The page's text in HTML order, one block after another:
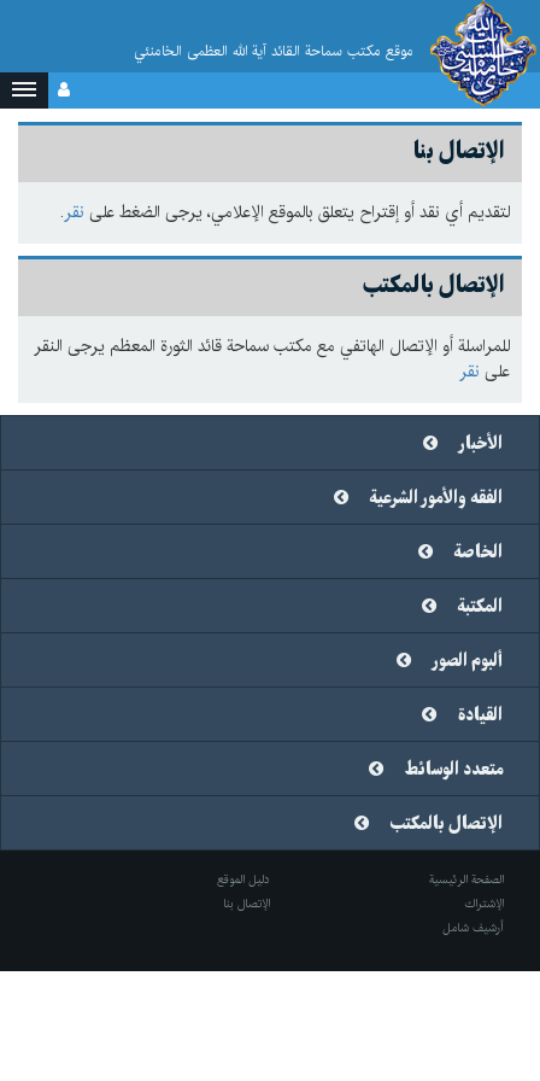
موقع مکتب سماحة القائد آية الله العظمى الخامنئي
الإتصال بنا
لتقديم أي نقد أو إقتراح يتعلق بالموقع الإعلامي، يرجى الضغط على نقر.
الإتصال بالمكتب
للمراسلة أو الإتصال الهاتفي مع مكتب سماحة قائد الثورة المعظم يرجى النقر
على نقر
الأخبار
الفقه والأمور الشرعية
الخاصة
المكتبة
ألبوم الصور
القيادة
متعدد الوسائط
الإتصال بالمكتب
الصفحة الرئيسية
دليل الموقع
الإشتراك
الإتصال بنا
أرشيف شامل